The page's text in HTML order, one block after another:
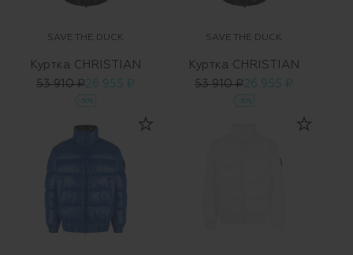
SAVE THE DUCK
Куртка CHRISTIAN
53 910 ₽26 955 ₽
-50%
SAVE THE DUCK
Куртка CHRISTIAN
53 910 ₽26 955 ₽
-50%